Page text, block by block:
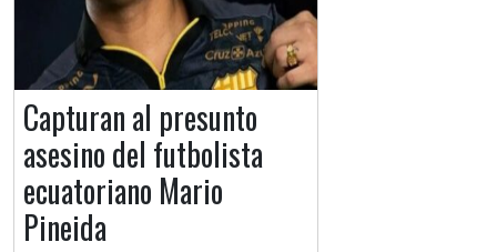
Capturan al presunto
asesino del futbolista
ecuatoriano Mario
Pineida